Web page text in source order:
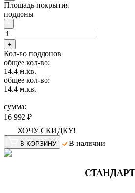
Площадь покрытия
поддоны
-
+
Кол-во поддонов
общее кол-во:
14.4 м.кв.
общее кол-во:
14.4 м.кв.
сумма:
16 992 ₽
ХОЧУ СКИДКУ!
В КОРЗИНУ В наличии
СТАНДАРТ